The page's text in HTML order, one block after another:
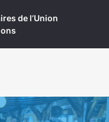
de l’Union